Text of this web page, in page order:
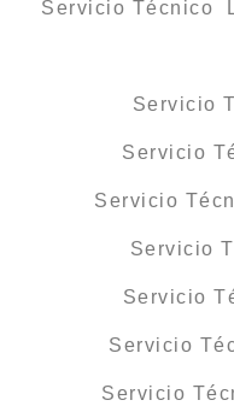
Servicio Técnico
Servicio
Servicio
Servicio
Servicio
Servicio
Servicio
Servicio